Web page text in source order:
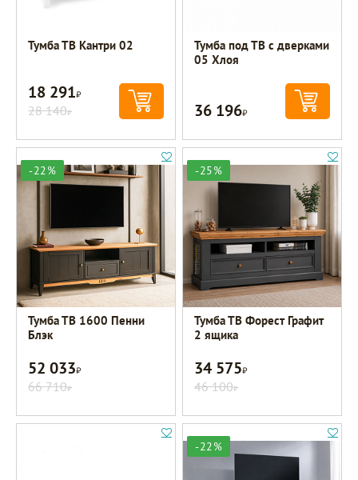
Тумба ТВ Кантри 02
18 291Р
28 140Р
Тумба под ТВ с дверками
05 Хлоя
36 196Р
-22%
Тумба ТВ 1600 Пенни
Блэк
52 033Р
66 710Р
-25%
Тумба ТВ Форест Графит
2 ящика
34 575Р
46 100Р
-22%